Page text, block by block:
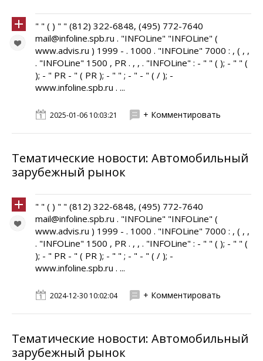
" " ( ) " " (812) 322-6848, (495) 772-7640
mail@infoline.spb.ru . "INFOLine" "INFOLine" (
www.advis.ru ) 1999 - . 1000 . "INFOLine" 7000 : , ( , ,
. "INFOLine" 1500 , PR . , , . "INFOLine" : - " " ( ); - " " (
); - " PR - " ( PR ); - " " ; - " - " ( / ); -
www.infoline.spb.ru . ...
2025-01-06 10:03:21 + Комментировать
Тематические новости: Автомобильный
зарубежный рынок
" " ( ) " " (812) 322-6848, (495) 772-7640
mail@infoline.spb.ru . "INFOLine" "INFOLine" (
www.advis.ru ) 1999 - . 1000 . "INFOLine" 7000 : , ( , ,
. "INFOLine" 1500 , PR . , , . "INFOLine" : - " " ( ); - " " (
); - " PR - " ( PR ); - " " ; - " - " ( / ); -
www.infoline.spb.ru . ...
2024-12-30 10:02:04 + Комментировать
Тематические новости: Автомобильный
зарубежный рынок